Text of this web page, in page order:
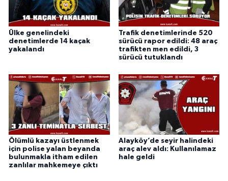
Ülke genelindeki
denetimlerde 14 kaçak
yakalandı
Trafik denetimlerinde 520
sürücü rapor edildi: 48 araç
trafikten men edildi, 3
sürücü tutuklandı
Ölümlü kazayı üstlenmek
için polise yalan beyanda
bulunmakla itham edilen
zanlılar mahkemeye çıktı
Alayköy’de seyir halindeki
araç alev aldı: Kullanılamaz
hale geldi